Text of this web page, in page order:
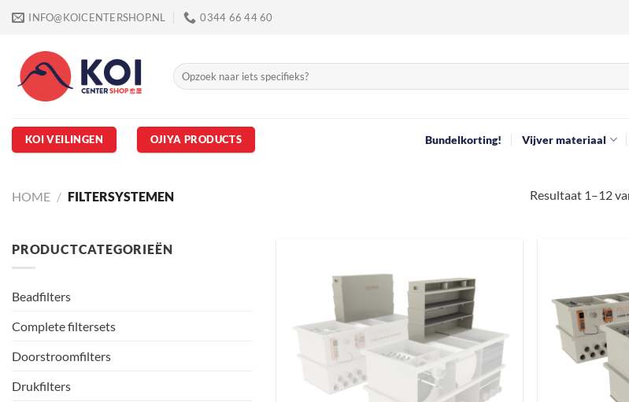
Ga
inhoud
INFO@KOICENTERSHOP.NL 0344 66 44 60
Zoeken
naar:
KOI VEILINGEN OJIYA PRODUCTS Bundelkorting! Vijver materiaal
HOME / FILTERSYSTEMEN Resultaat 1–12
PRODUCTCATEGORIEËN
Beadfilters
Complete filtersets
Doorstroomfilters
Drukfilters
Toevoegen
verlanglijst